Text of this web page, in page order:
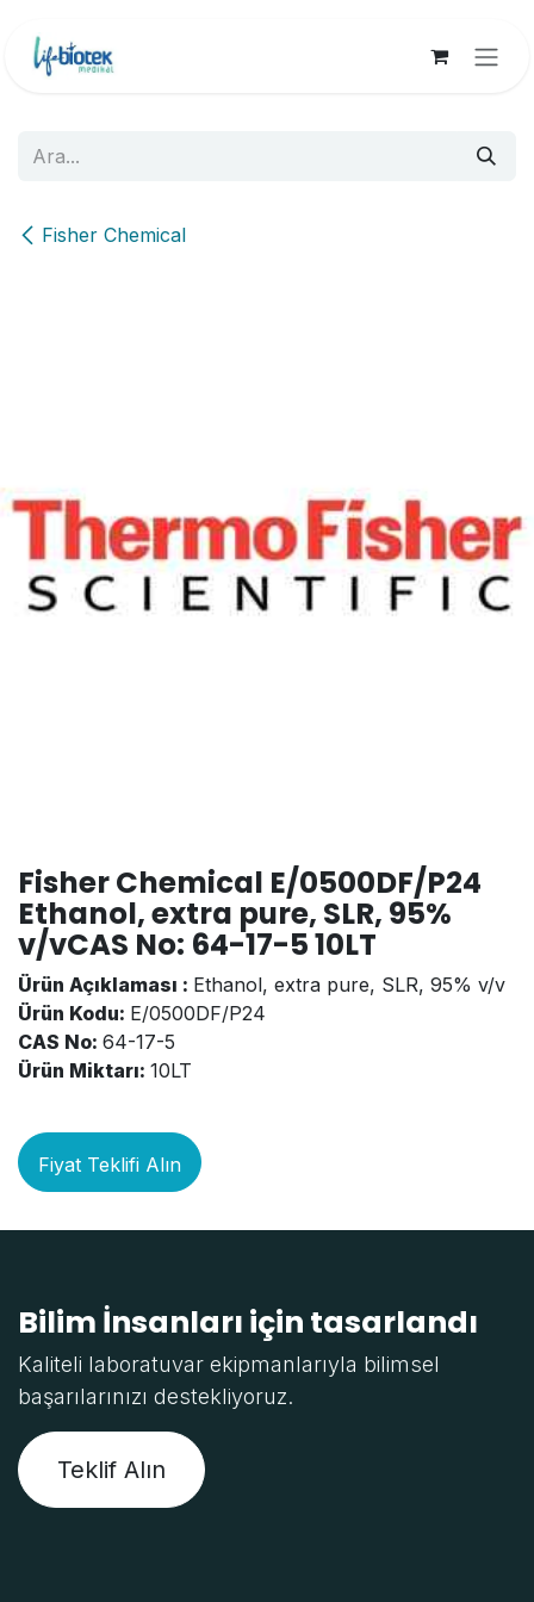
Fisher Chemical
Fisher Chemical E/0500DF/P24
Ethanol, extra pure, SLR, 95%
v/vCAS No: 64-17-5 10LT
Ürün Açıklaması : Ethanol, extra pure, SLR, 95% v/v
Ürün Kodu: E/0500DF/P24
CAS No: 64-17-5
Ürün Miktarı: 10LT
Fiyat Teklifi Alın
Bilim İnsanları için tasarlandı
Kaliteli laboratuvar ekipmanlarıyla bilimsel
başarılarınızı destekliyoruz.
Teklif Alın